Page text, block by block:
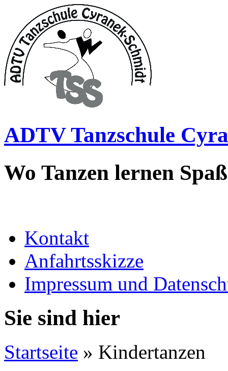
ADTV Tanzschule
Wo Tanzen lernen
Kontakt
Anfahrtsskizze
Impressum und
Sie sind hier
Startseite » Kindertanzen